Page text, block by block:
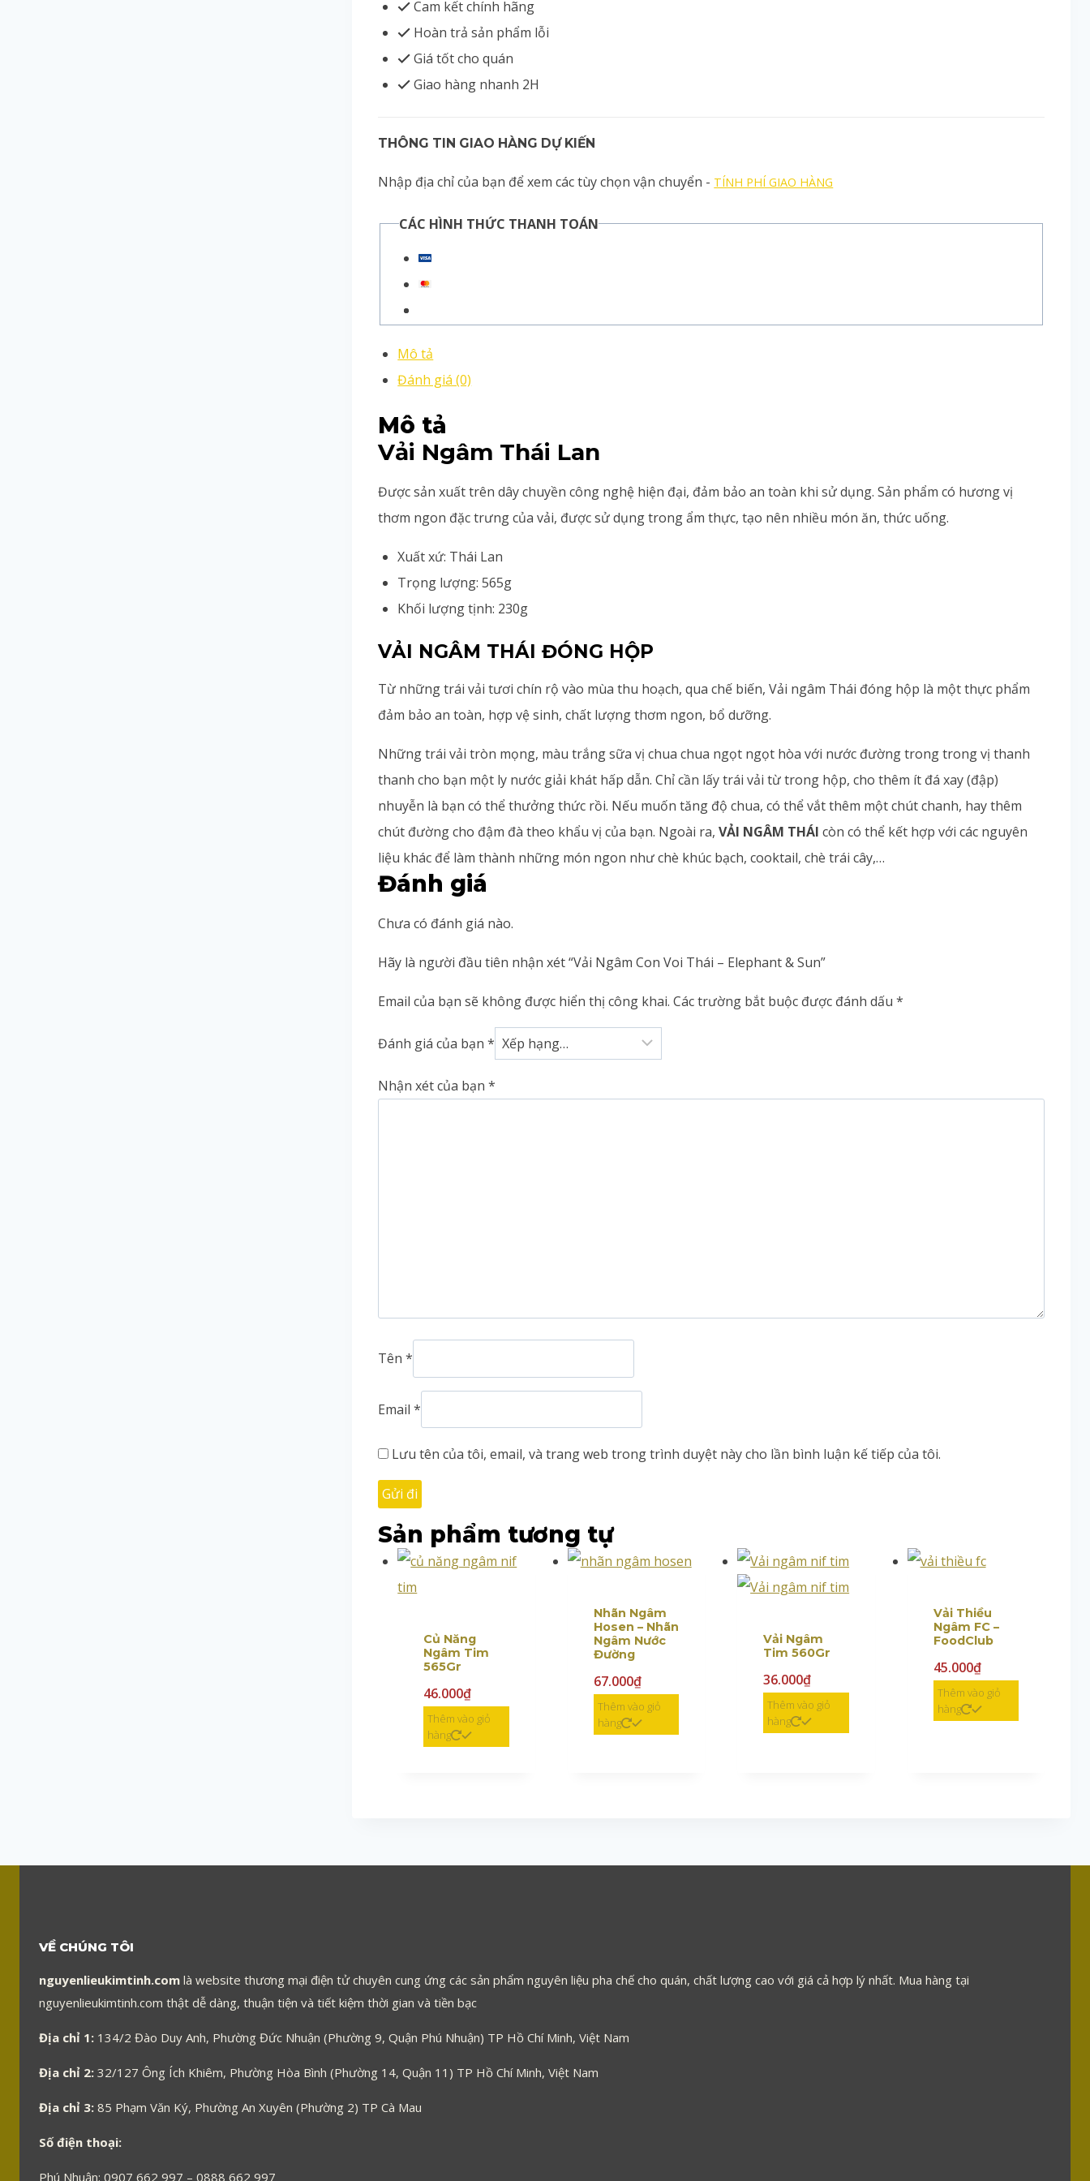
Cam kết chính hãng
Hoàn trả sản phẩm lỗi
Giá tốt cho quán
Giao hàng nhanh 2H
THÔNG TIN GIAO HÀNG DỰ KIẾN
Nhập địa chỉ của bạn để xem các tùy chọn vận chuyển - TÍNH PHÍ GIAO HÀNG
CÁC HÌNH THỨC THANH TOÁN
Mô tả
Đánh giá (0)
Mô tả
Vải Ngâm Thái Lan
Được sản xuất trên dây chuyền công nghệ hiện đại, đảm bảo an toàn khi sử dụng. Sản phẩm có hương vị
thơm ngon đặc trưng của vải, được sử dụng trong ẩm thực, tạo nên nhiều món ăn, thức uống.
Xuất xứ: Thái Lan
Trọng lượng: 565g
Khối lượng tịnh: 230g
VẢI NGÂM THÁI ĐÓNG HỘP
Từ những trái vải tươi chín rộ vào mùa thu hoạch, qua chế biến, Vải ngâm Thái đóng hộp là một thực phẩm
đảm bảo an toàn, hợp vệ sinh, chất lượng thơm ngon, bổ dưỡng.
Những trái vải tròn mọng, màu trắng sữa vị chua chua ngọt ngọt hòa với nước đường trong trong vị thanh
thanh cho bạn một ly nước giải khát hấp dẫn. Chỉ cần lấy trái vải từ trong hộp, cho thêm ít đá xay (đập)
nhuyễn là bạn có thể thưởng thức rồi. Nếu muốn tăng độ chua, có thể vắt thêm một chút chanh, hay thêm
chút đường cho đậm đà theo khẩu vị của bạn. Ngoài ra,VẢI NGÂM THÁI còn có thể kết hợp với các nguyên
liệu khác để làm thành những món ngon như chè khúc bạch, cooktail, chè trái cây,…
Đánh giá
Chưa có đánh giá nào.
Hãy là người đầu tiên nhận xét “Vải Ngâm Con Voi Thái – Elephant & Sun”
Email của bạn sẽ không được hiển thị công khai. Các trường bắt buộc được đánh dấu*
Đánh giá của bạn*
Nhận xét của bạn*
Tên*
Email*
Lưu tên của tôi, email, và trang web trong trình duyệt này cho lần bình luận kế tiếp của tôi.
Sản phẩm tương tự
Củ Năng
Ngâm Tim
565Gr
46.000₫
Thêm vào giỏ
hàng
Nhãn Ngâm
Hosen – Nhãn
Ngâm Nước
Đường
67.000₫
Thêm vào giỏ
hàng
Vải Ngâm
Tim 560Gr
36.000₫
Thêm vào giỏ
hàng
Vải Thiều
Ngâm FC –
FoodClub
45.000₫
Thêm vào giỏ
hàng
VỀ CHÚNG TÔI
nguyenlieukimtinh.com là website thương mại điện tử chuyên cung ứng các sản phẩm nguyên liệu pha chế cho quán, chất lượng cao với giá cả hợp lý nhất. Mua hàng tại
nguyenlieukimtinh.com thật dễ dàng, thuận tiện và tiết kiệm thời gian và tiền bạc
Địa chỉ 1: 134/2 Đào Duy Anh, Phường Đức Nhuận (Phường 9, Quận Phú Nhuận) TP Hồ Chí Minh, Việt Nam
Địa chỉ 2: 32/127 Ông Ích Khiêm, Phường Hòa Bình (Phường 14, Quận 11) TP Hồ Chí Minh, Việt Nam
Địa chỉ 3: 85 Phạm Văn Ký, Phường An Xuyên (Phường 2) TP Cà Mau
Số điện thoại:
Phú Nhuận: 0907 662 997 – 0888 662 997